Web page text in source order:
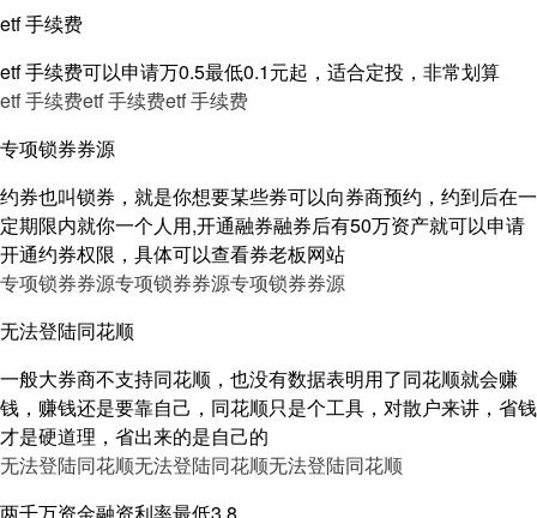
etf 手续费
etf 手续费可以申请万0.5最低0.1元起，适合定投，非常划算
etf 手续费etf 手续费etf 手续费
专项锁券券源
约券也叫锁券，就是你想要某些券可以向券商预约，约到后在一
定期限内就你一个人用,开通融券融券后有50万资产就可以申请
开通约券权限，具体可以查看券老板网站
专项锁券券源专项锁券券源专项锁券券源
无法登陆同花顺
一般大券商不支持同花顺，也没有数据表明用了同花顺就会赚
钱，赚钱还是要靠自己，同花顺只是个工具，对散户来讲，省钱
才是硬道理，省出来的是自己的
无法登陆同花顺无法登陆同花顺无法登陆同花顺